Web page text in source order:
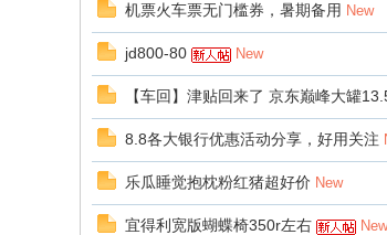
机票火车票无门槛券，暑期备用 New
jd800-80 New
【车回】津贴回来了 京东巅峰大罐
8.8各大银行优惠活动分享，好用关注
乐瓜睡觉抱枕粉红猪超好价 New
宜得利宽版蝴蝶椅350r左右 New